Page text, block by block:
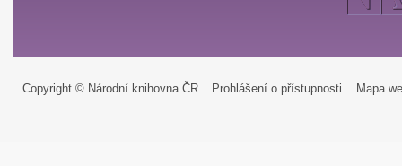
Copyright © Národní knihovna ČR Prohlášení o přístupnosti Mapa